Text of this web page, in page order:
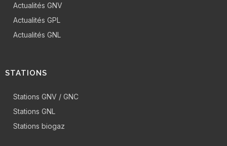
Actualités GNV
Actualités GPL
Actualités GNL
STATIONS
Stations GNV / GNC
Stations GNL
Stations biogaz